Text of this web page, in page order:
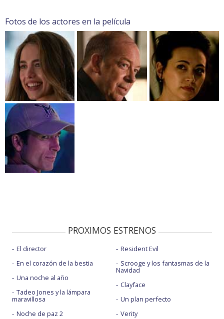
Fotos de los actores en la película
PROXIMOS ESTRENOS
El director
En el corazón de la bestia
Una noche al año
Tadeo Jones y la lámpara
maravillosa
Noche de paz 2
Resident Evil
Scrooge y los fantasmas de la
Navidad
Clayface
Un plan perfecto
Verity